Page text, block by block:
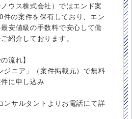
ノウス株式会社）ではエンド案
の案件を保有しており、エン
安値級の手数料で安心して働
紹介しております。
流れ】
ニア」（案件掲載元）で無料
に申し込み
サルタントよりお電話にて詳